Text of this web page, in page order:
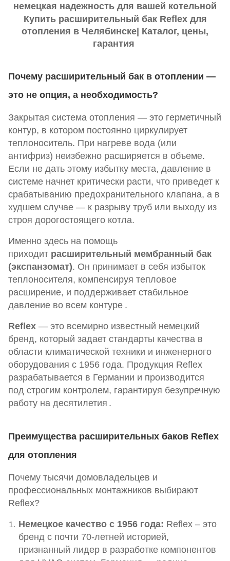
немецкая надежность для вашей котельной
Купить расширительный бак Reflex для
отопления в Челябинске| Каталог, цены,
гарантия
Почему расширительный бак в отоплении —
это не опция, а необходимость?
Закрытая система отопления — это герметичный
контур, в котором постоянно циркулирует
теплоноситель. При нагреве вода (или
антифриз) неизбежно расширяется в объеме.
Если не дать этому избытку места, давление в
системе начнет критически расти, что приведет к
срабатыванию предохранительного клапана, а в
худшем случае — к разрыву труб или выходу из
строя дорогостоящего котла.
Именно здесь на помощь
приходит расширительный мембранный бак
(экспанзомат). Он принимает в себя избыток
теплоносителя, компенсируя тепловое
расширение, и поддерживает стабильное
давление во всем контуре .
Reflex — это всемирно известный немецкий
бренд, который задает стандарты качества в
области климатической техники и инженерного
оборудования с 1956 года. Продукция Reflex
разрабатывается в Германии и производится
под строгим контролем, гарантируя безупречную
работу на десятилетия.
Преимущества расширительных баков Reflex
для отопления
Почему тысячи домовладельцев и
профессиональных монтажников выбирают
Reflex?
Немецкое качество с 1956 года: Reflex – это
бренд с почти 70-летней историей,
признанный лидер в разработке компонентов